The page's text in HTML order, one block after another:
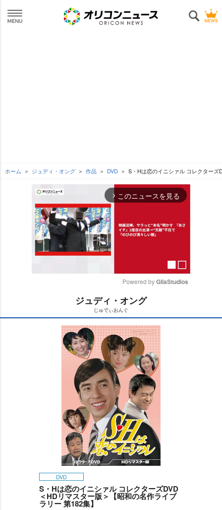
ホーム ジュディ・オング 作品 DVD S・Hは恋のイニシァル コレクター
arrow_forward_ios このニュースを見る
t
e
Powered by GliaStudios
ジュディ・オング
じゅでぃおんぐ
DVD
S・Hは恋のイニシァル コレクターズDVD
＜HDリマスター版＞【昭和の名作ライブ
ラリー 第182集】